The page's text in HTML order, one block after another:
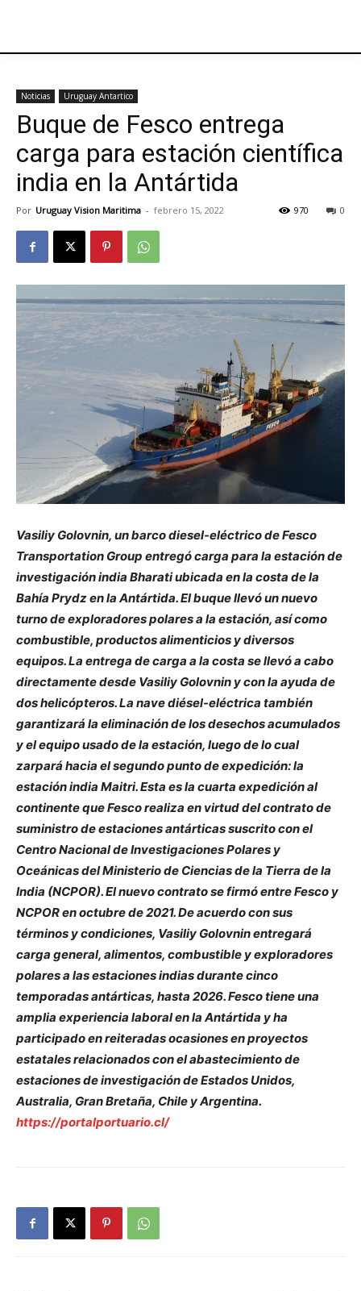
Noticias Uruguay Antartico
Buque de Fesco entrega
carga para estación científica
india en la Antártida
Por Uruguay Vision Maritima - febrero 15, 2022 0
970
Vasiliy Golovnin, un barco diesel-eléctrico de Fesco
Transportation Group entregó carga para la estación de
investigación india Bharati ubicada en la costa de la
Bahía Prydz en la Antártida. El buque llevó un nuevo
turno de exploradores polares a la estación, así como
combustible, productos alimenticios y diversos
equipos. La entrega de carga a la costa se llevó a cabo
directamente desde Vasiliy Golovnin y con la ayuda de
dos helicópteros. La nave diésel-eléctrica también
garantizará la eliminación de los desechos acumulados
y el equipo usado de la estación, luego de lo cual
zarpará hacia el segundo punto de expedición: la
estación india Maitri. Esta es la cuarta expedición al
continente que Fesco realiza en virtud del contrato de
suministro de estaciones antárticas suscrito con el
Centro Nacional de Investigaciones Polares y
Oceánicas del Ministerio de Ciencias de la Tierra de la
India (NCPOR). El nuevo contrato se firmó entre Fesco y
NCPOR en octubre de 2021. De acuerdo con sus
términos y condiciones, Vasiliy Golovnin entregará
carga general, alimentos, combustible y exploradores
polares a las estaciones indias durante cinco
temporadas antárticas, hasta 2026. Fesco tiene una
amplia experiencia laboral en la Antártida y ha
participado en reiteradas ocasiones en proyectos
estatales relacionados con el abastecimiento de
estaciones de investigación de Estados Unidos,
Australia, Gran Bretaña, Chile y Argentina.
https://portalportuario.cl/